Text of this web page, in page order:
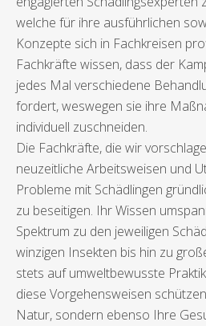
welche für ihre ausführlichen
Konzepte sich in Fachkreisen
Fachkräfte wissen, dass der
jedes Mal verschiedene
fordert, weswegen sie ihre
individuell zuschneiden.
Die Fachkräfte, die wir
neuzeitliche Arbeitsweisen und
Probleme mit Schädlingen
zu beseitigen. Ihr Wissen
Spektrum zu den jeweiligen
winzigen Insekten bis hin zu
stets auf umweltbewusste
diese Vorgehensweisen
Natur, sondern ebenso Ihre